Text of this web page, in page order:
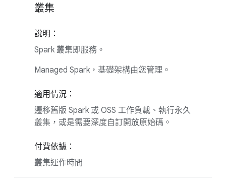
叢集
說明：
Spark 叢集即服務。
Managed Spark，基礎架構由您管理。
適用情況：
遷移舊版 Spark 或 OSS 工作負載、執行永久
叢集，或是需要深度自訂開放原始碼。
付費依據：
叢集運作時間